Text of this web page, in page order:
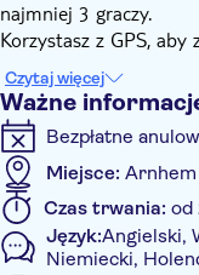
najmniej 3 graczy.
Korzystasz z GPS, aby
Tam wykonujecie
ma oczywiście
grze. W pubie
Trasa pubowa
Ty i Twoi przyjaciele
gwarancję wygrania
Czytaj więcej
Ważne
Bezpłatne
Miejsce: Arnhem
Czas trwania: od
Język:Angielski,
Niemiecki,